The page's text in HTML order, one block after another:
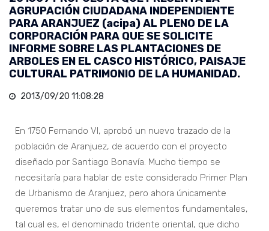
AGRUPACIÓN CIUDADANA INDEPENDIENTE
PARA ARANJUEZ (acipa) AL PLENO DE LA
CORPORACIÓN PARA QUE SE SOLICITE
INFORME SOBRE LAS PLANTACIONES DE
ARBOLES EN EL CASCO HISTÓRICO, PAISAJE
CULTURAL PATRIMONIO DE LA HUMANIDAD.
2013/09/20 11:08:28
En 1750 Fernando VI, aprobó un nuevo trazado de la
población de Aranjuez, de acuerdo con el proyecto
diseñado por Santiago Bonavía. Mucho tiempo se
necesitaría para hablar de este considerado Primer Plan
de Urbanismo de Aranjuez, pero ahora únicamente
queremos tratar uno de sus elementos fundamentales,
tal cual es, el denominado tridente oriental, que dicho